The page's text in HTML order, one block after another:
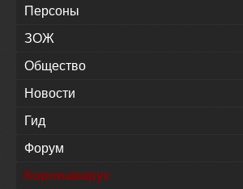
Персоны
ЗОЖ
Общество
Новости
Гид
Форум
Коронавирус